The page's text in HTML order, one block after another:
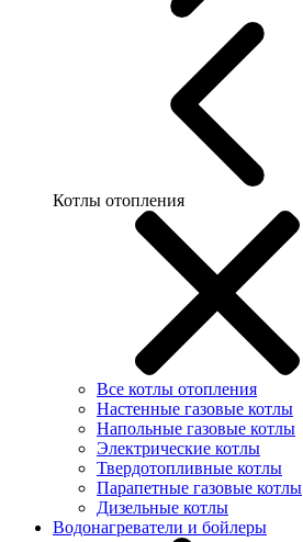
Котлы отопления
Все котлы отопления
Настенные газовые котлы
Напольные газовые котлы
Электрические котлы
Твердотопливные котлы
Парапетные газовые котлы
Дизельные котлы
Водонагреватели и бойлеры